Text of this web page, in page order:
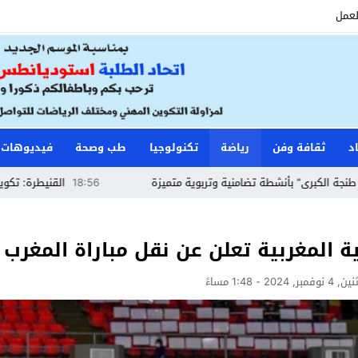
ثقافة وفن رياضة تكنولوجيا طب وصحة
فيديوهات
18:56
القنيطرة: تكوين حراس الأمن تضامنية وتربوية متميزة
المغربية تعلن عن نقل مباراة
2024 - 1:48 مساءً